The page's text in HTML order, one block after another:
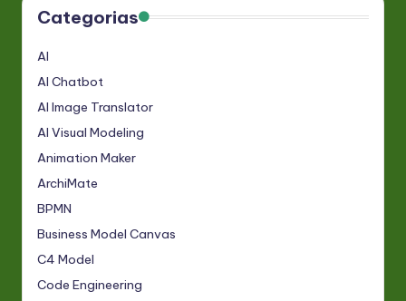
Categorias
AI
AI Chatbot
AI Image Translator
AI Visual Modeling
Animation Maker
ArchiMate
BPMN
Business Model Canvas
C4 Model
Code Engineering